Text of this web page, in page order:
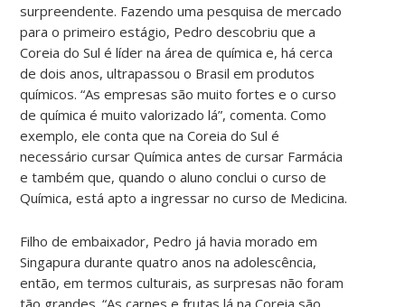
surpreendente. Fazendo uma pesquisa de mercado
para o primeiro estágio, Pedro descobriu que a
Coreia do Sul é líder na área de química e, há cerca
de dois anos, ultrapassou o Brasil em produtos
químicos. “As empresas são muito fortes e o curso
de química é muito valorizado lá”, comenta. Como
exemplo, ele conta que na Coreia do Sul é
necessário cursar Química antes de cursar Farmácia
e também que, quando o aluno conclui o curso de
Química, está apto a ingressar no curso de Medicina.
Filho de embaixador, Pedro já havia morado em
Singapura durante quatro anos na adolescência,
então, em termos culturais, as surpresas não foram
tão grandes. “As carnes e frutas lá na Coreia são